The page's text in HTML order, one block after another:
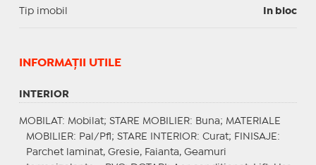
Tip imobil In bloc
INFORMAŢII UTILE
INTERIOR
MOBILAT : Mobilat; STARE MOBILIER: Buna; MATERIALE
MOBILIER: Pal/Pfl; STARE INTERIOR: Curat; FINISAJE :
Parchet laminat, Gresie, Faianta, Geamuri